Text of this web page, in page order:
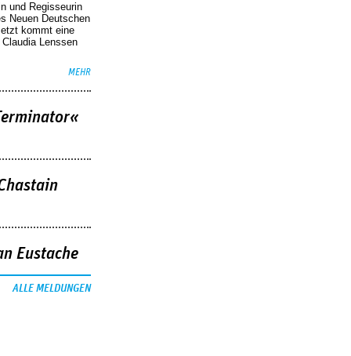
und Regisseurin
Neuen Deutschen
kommt eine
Lenssen
MEHR
Eustache
ALLE MELDUNGEN